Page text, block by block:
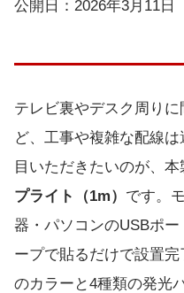
公開日：2026年3月11日
テレビ裏やデスク周り
ど、工事や複雑な配線
目いただきたいのが、本
プライト（1m） です。
器・パソコンのUSBポ
ープで貼るだけで設置
のカラーと4種類の発光